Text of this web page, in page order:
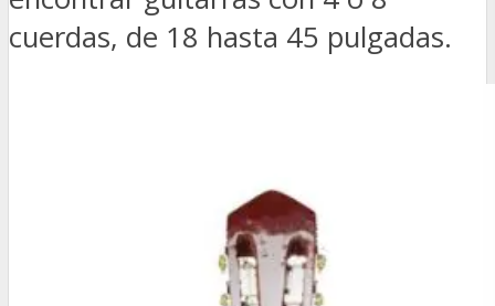
cuerdas, de 18 hasta 45 pulgadas.